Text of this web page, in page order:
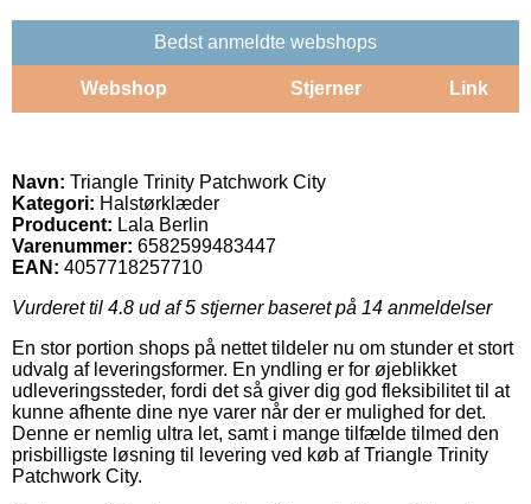
Bedst anmeldte webshops
Webshop Stjerner Link
Navn: Triangle Trinity Patchwork City
Kategori: Halstørklæder
Producent: Lala Berlin
Varenummer: 6582599483447
EAN: 4057718257710
Vurderet til 4.8 ud af 5 stjerner baseret på 14 anmeldelser
En stor portion shops på nettet tildeler nu om stunder et stort
udvalg af leveringsformer. En yndling er for øjeblikket
udleveringssteder, fordi det så giver dig god fleksibilitet til at
kunne afhente dine nye varer når der er mulighed for det.
Denne er nemlig ultra let, samt i mange tilfælde tilmed den
prisbilligste løsning til levering ved køb af Triangle Trinity
Patchwork City.